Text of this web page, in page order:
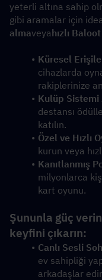
yeterli altına sahip
gibi aramalar için
almaveyahızlı
Küresel
cihazlarda
rakiplerinize
Kulüp Sistemi
destansı
katılın.
Özel ve Hızlı
kurun veya
Kanıtlanmış
milyonlarca
kart oyunu.
Şununla güç
keyfini çıkarın:
Canlı Sesli
ev sahipliği
arkadaşlar